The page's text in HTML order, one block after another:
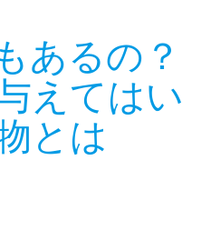
あるの？
えてはい
とは